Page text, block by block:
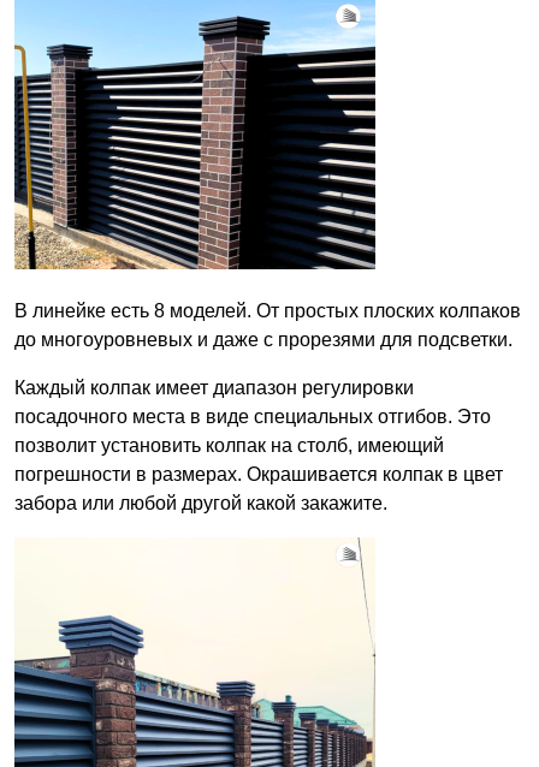
В линейке есть 8 моделей. От простых плоских колпаков
до многоуровневых и даже с прорезями для подсветки.
Каждый колпак имеет диапазон регулировки
посадочного места в виде специальных отгибов. Это
позволит установить колпак на столб, имеющий
погрешности в размерах. Окрашивается колпак в цвет
забора или любой другой какой закажите.